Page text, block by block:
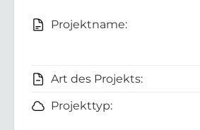
Projektname:
Art des Projekts:
Projekttyp: